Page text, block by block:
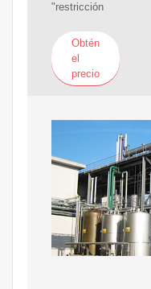
"restricción
Obtén
el
precio